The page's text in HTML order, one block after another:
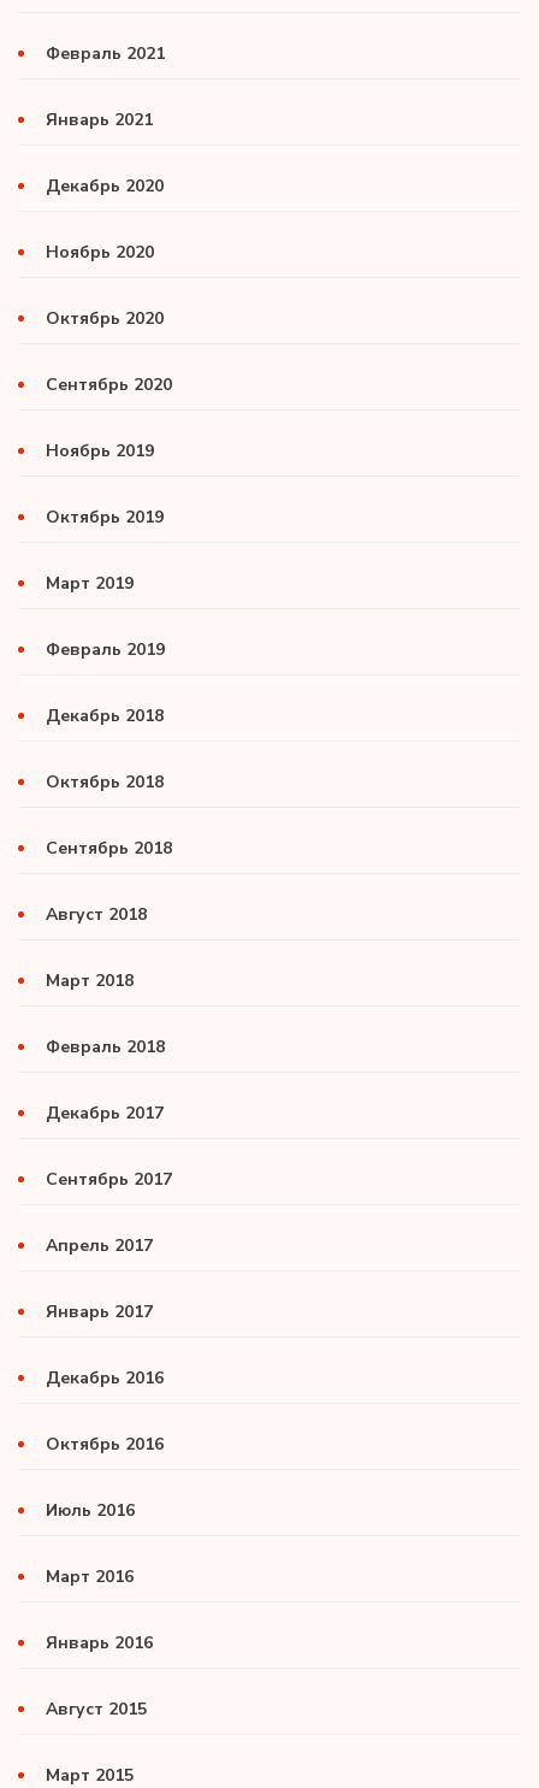
Февраль 2021
Январь 2021
Декабрь 2020
Ноябрь 2020
Октябрь 2020
Сентябрь 2020
Ноябрь 2019
Октябрь 2019
Март 2019
Февраль 2019
Декабрь 2018
Октябрь 2018
Сентябрь 2018
Август 2018
Март 2018
Февраль 2018
Декабрь 2017
Сентябрь 2017
Апрель 2017
Январь 2017
Декабрь 2016
Октябрь 2016
Июль 2016
Март 2016
Январь 2016
Август 2015
Март 2015